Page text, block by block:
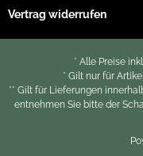
Vertrag widerrufen
* Alle Preise
* Gilt nur für
** Gilt für Lieferungen
entnehmen Sie bitte der